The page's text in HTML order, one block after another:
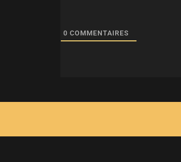
0 COMMENTAIRES